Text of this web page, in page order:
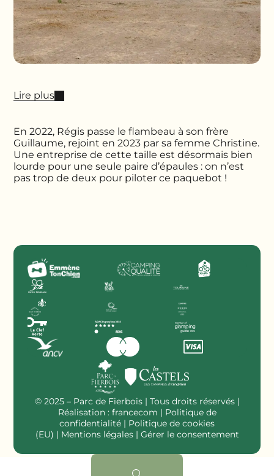
En 2022, Régis passe le flambeau à son frère
Guillaume, rejoint en 2023 par sa femme Christine.
Une entreprise de cette taille est désormais bien
lourde pour une seule paire d’épaules : on n’est
pas trop de deux pour piloter ce paquebot !
Lire plus
© 2025 – Parc de Fierbois | Tous droits réservés |
Réalisation : francecom | Politique de
confidentialité | Politique de cookies
(EU) | Mentions légales | Gérer le consentement